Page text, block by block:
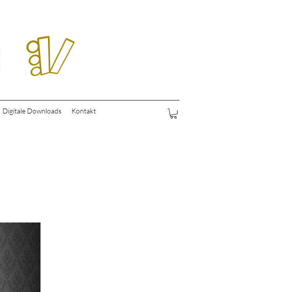
Digitale Downloads Kontakt